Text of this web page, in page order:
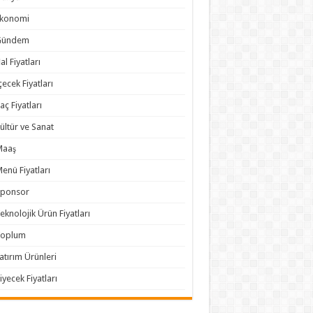
Fiyatları
Fiyatları
Fiyatları
ve Sanat
Fiyatları
Ürün Fiyatları
Ürünleri
Fiyatları